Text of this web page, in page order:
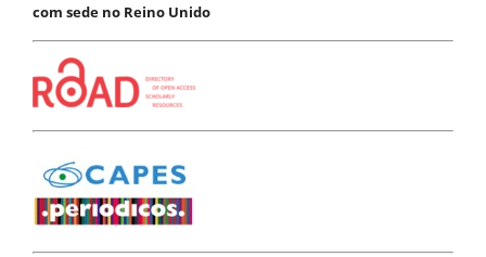
com sede no Reino Unido